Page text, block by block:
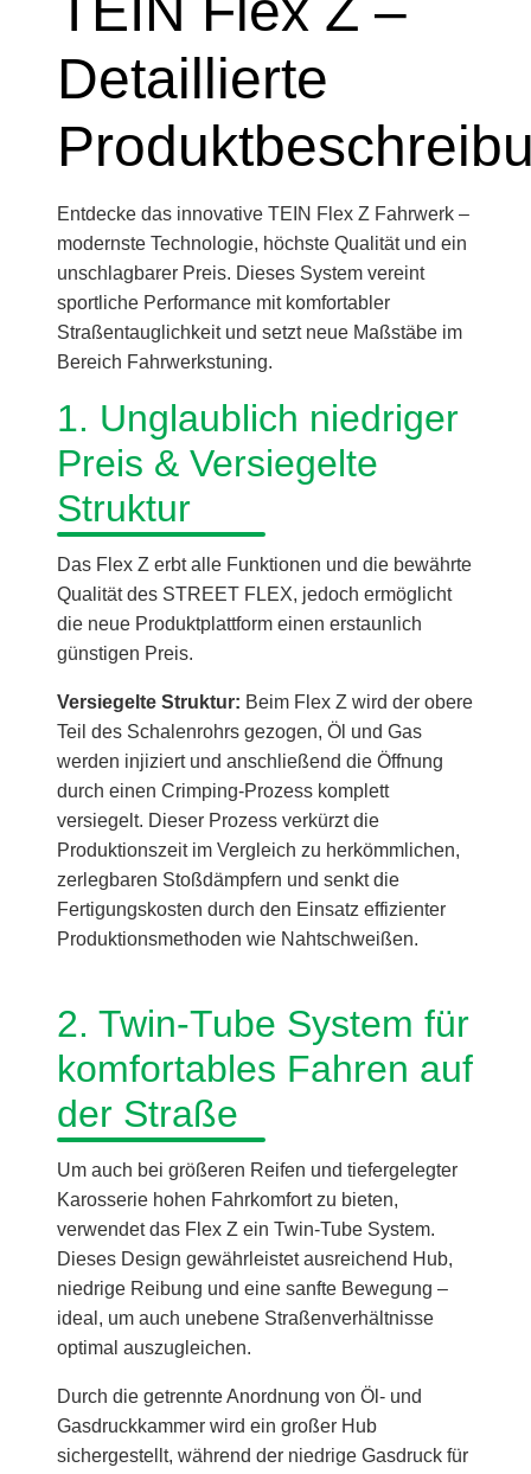
Detaillierte
Entdecke das innovative TEIN Flex Z Fahrwerk –
modernste Technologie, höchste Qualität und ein
unschlagbarer Preis. Dieses System vereint
sportliche Performance mit komfortabler
Straßentauglichkeit und setzt neue Maßstäbe im
Bereich Fahrwerkstuning.
1. Unglaublich niedriger
Preis & Versiegelte
Struktur
Das Flex Z erbt alle Funktionen und die bewährte
Qualität des STREET FLEX, jedoch ermöglicht
die neue Produktplattform einen erstaunlich
günstigen Preis.
Versiegelte Struktur: Beim Flex Z wird der obere
Teil des Schalenrohrs gezogen, Öl und Gas
werden injiziert und anschließend die Öffnung
durch einen Crimping-Prozess komplett
versiegelt. Dieser Prozess verkürzt die
Produktionszeit im Vergleich zu herkömmlichen,
zerlegbaren Stoßdämpfern und senkt die
Fertigungskosten durch den Einsatz effizienter
Produktionsmethoden wie Nahtschweißen.
2. Twin-Tube System für
komfortables Fahren auf
der Straße
Um auch bei größeren Reifen und tiefergelegter
Karosserie hohen Fahrkomfort zu bieten,
verwendet das Flex Z ein Twin-Tube System.
Dieses Design gewährleistet ausreichend Hub,
niedrige Reibung und eine sanfte Bewegung –
ideal, um auch unebene Straßenverhältnisse
optimal auszugleichen.
Durch die getrennte Anordnung von Öl- und
Gasdruckkammer wird ein großer Hub
sichergestellt, während der niedrige Gasdruck für